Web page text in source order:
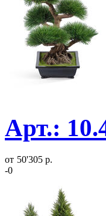
Арт.:
от 50'305 р.
-0